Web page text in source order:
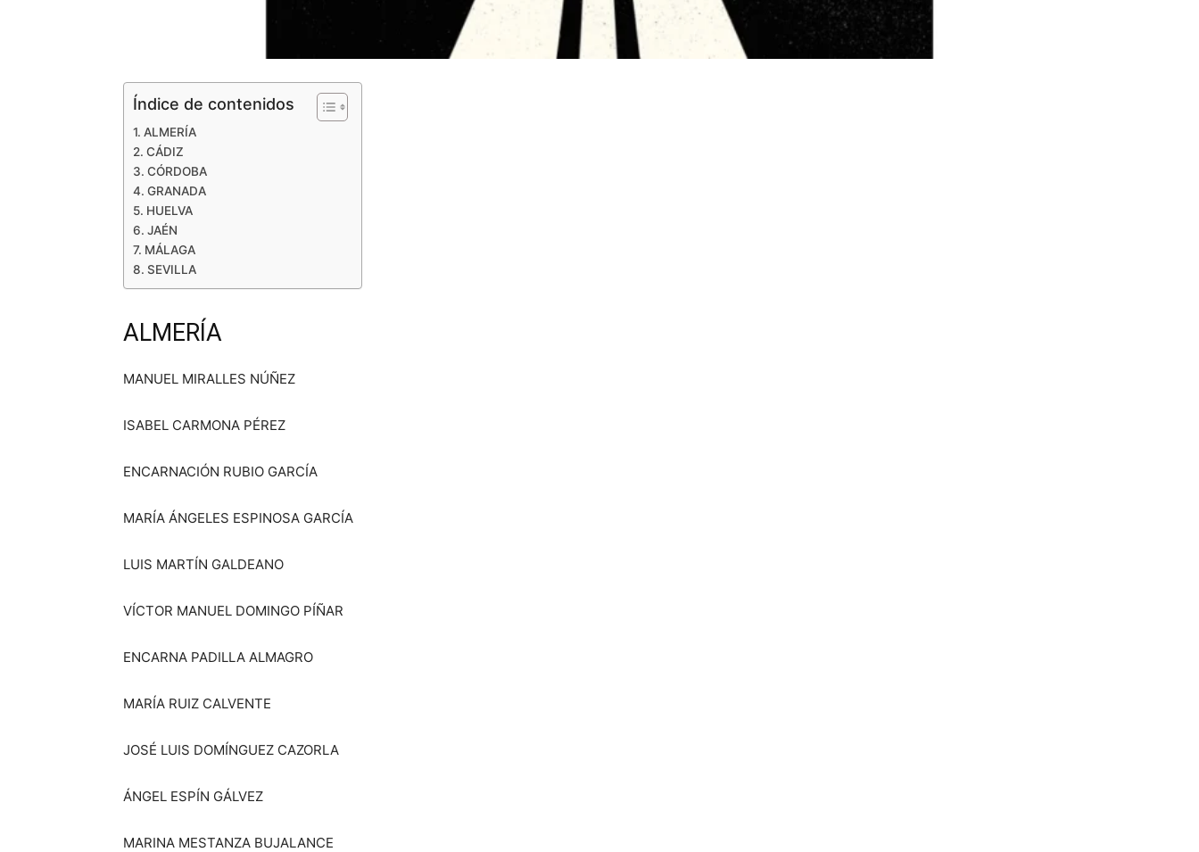
Índice de contenidos
ALMERÍA
CÁDIZ
CÓRDOBA
GRANADA
HUELVA
JAÉN
MÁLAGA
SEVILLA
ALMERÍA
MANUEL MIRALLES NÚÑEZ
ISABEL CARMONA PÉREZ
ENCARNACIÓN RUBIO GARCÍA
MARÍA ÁNGELES ESPINOSA GARCÍA
LUIS MARTÍN GALDEANO
VÍCTOR MANUEL DOMINGO PÍÑAR
ENCARNA PADILLA ALMAGRO
MARÍA RUIZ CALVENTE
JOSÉ LUIS DOMÍNGUEZ CAZORLA
ÁNGEL ESPÍN GÁLVEZ
MARINA MESTANZA BUJALANCE